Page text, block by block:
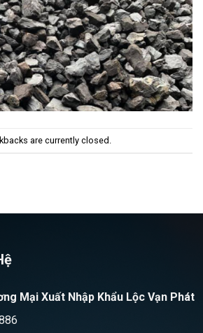
are currently closed.
Mại Xuất Nhập Khẩu Lộc Vạn Phát